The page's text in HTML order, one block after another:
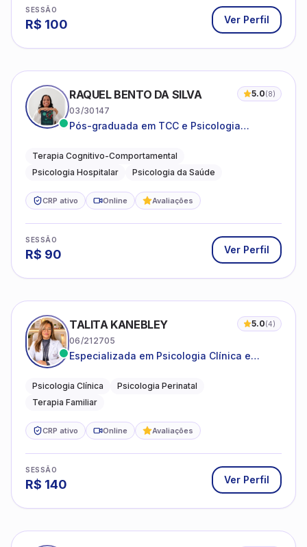
SESSÃO
R$ 100 Ver Perfil
RAQUEL BENTO DA SILVA 5.0(8)
03/30147
Pós-graduada em TCC e Psicologia
Terapia Cognitivo-Comportamental
Psicologia Hospitalar
Psicologia da Saúde
CRP ativo Online Avaliações
SESSÃO
R$ 90 Ver Perfil
TALITA KANEBLEY 5.0(4)
06/212705
Especializada em Psicologia Clínica e
famílias
Psicologia Clínica
Psicologia Perinatal
Terapia Familiar
CRP ativo Online Avaliações
SESSÃO
R$ 140 Ver Perfil